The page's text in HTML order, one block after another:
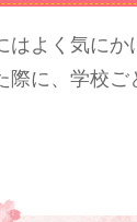
はよく気に
際に、学校